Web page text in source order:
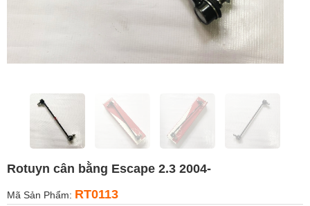
Rotuyn cân bằng Escape 2.3 2004-
Mã Sản Phẩm: RT0113